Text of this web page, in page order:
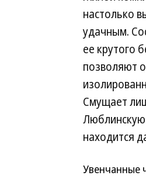
настолько
удачным.
ее крутого
позволяют
Смущает
Люблинскую
находится
Увенчанные